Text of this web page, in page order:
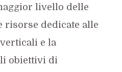
livello delle
risorse dedicate alle
e la
obiettivi di